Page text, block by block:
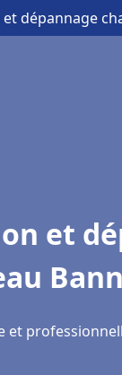
dépannage
et